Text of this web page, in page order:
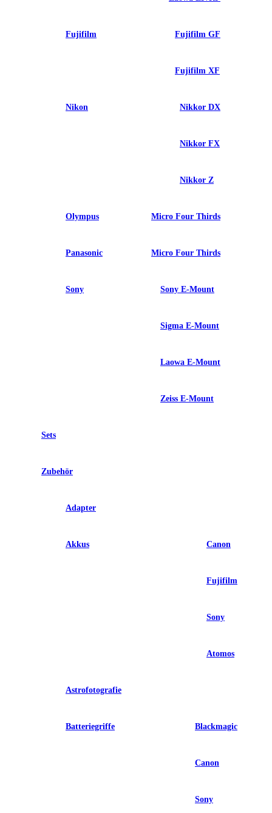
Fujifilm Fujifilm GF
Fujifilm XF
Nikon Nikkor DX
Nikkor FX
Nikkor Z
Olympus Micro Four Thirds
Panasonic Micro Four Thirds
Sony Sony E-Mount
Sigma E-Mount
Laowa E-Mount
Zeiss E-Mount
Sets
Zubehör
Adapter
Akkus Canon
Fujifilm
Sony
Atomos
Astrofotografie
Batteriegriffe Blackmagic
Canon
Sony